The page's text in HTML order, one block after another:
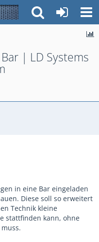
| LD Systems
in eine Bar eingeladen
Diese soll so erweitert
Technik kleine
stattfinden kann, ohne